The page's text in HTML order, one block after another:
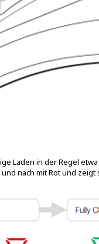
Laden in der Regel
nach mit Rot und